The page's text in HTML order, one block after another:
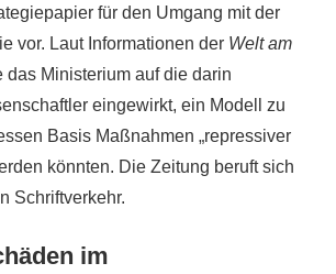
für den Umgang mit der
vor. Laut Informationen der Welt am
das Ministerium auf die darin
eingewirkt, ein Modell zu
Basis Maßnahmen „repressiver
könnten. Die Zeitung beruft sich
Schriftverkehr.
im